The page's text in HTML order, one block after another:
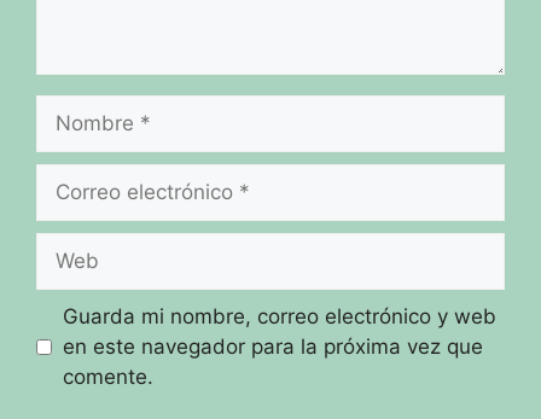
electrónico
Guarda mi nombre, correo electrónico y web
en este navegador para la próxima vez que
comente.